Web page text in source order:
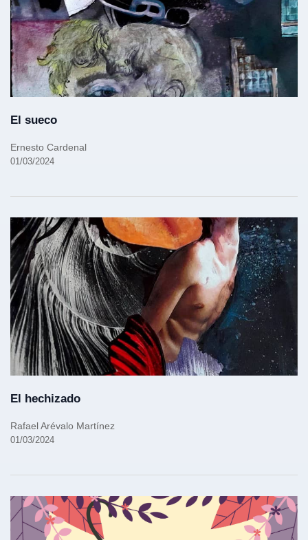
El sueco
Ernesto Cardenal
01/03/2024
El hechizado
Rafael Arévalo Martínez
01/03/2024